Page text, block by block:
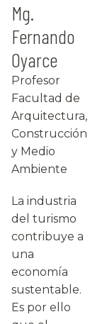
Mg.
Fernando
Oyarce
Profesor
Facultad de
Arquitectura,
Construcción
y Medio
Ambiente
La industria
del turismo
contribuye a
una
economía
sustentable.
Es por ello